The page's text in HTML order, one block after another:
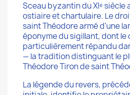
Sceau byzantin du XIᵉ siècle
ostiaire et chartulaire. Le
saint Théodore armé d'une
éponyme du sigillant, dont le
particulièrement répandu
— la tradition distinguant le
Théodore Tiron de saint
La légende du revers,